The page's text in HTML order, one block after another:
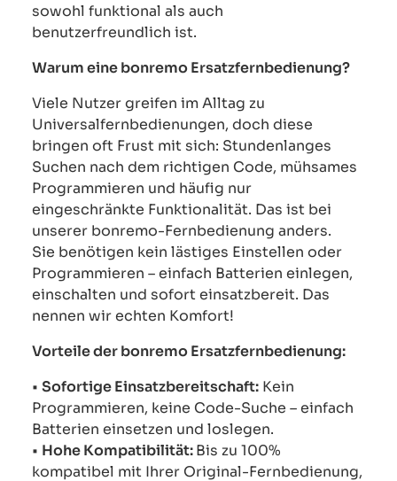
sowohl funktional als auch
benutzerfreundlich ist.
Warum eine bonremo Ersatzfernbedienung?
Viele Nutzer greifen im Alltag zu
Universalfernbedienungen, doch diese
bringen oft Frust mit sich: Stundenlanges
Suchen nach dem richtigen Code, mühsames
Programmieren und häufig nur
eingeschränkte Funktionalität. Das ist bei
unserer bonremo-Fernbedienung anders.
Sie benötigen kein lästiges Einstellen oder
Programmieren – einfach Batterien einlegen,
einschalten und sofort einsatzbereit. Das
nennen wir echten Komfort!
Vorteile der bonremo Ersatzfernbedienung:
• Sofortige Einsatzbereitschaft: Kein
Programmieren, keine Code-Suche – einfach
Batterien einsetzen und loslegen.
• Hohe Kompatibilität:Bis zu 100%
kompatibel mit Ihrer Original-Fernbedienung,